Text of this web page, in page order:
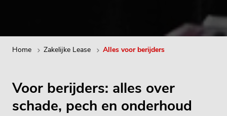
Home Zakelijke Lease Alles voor berijders
Voor berijders: alles over
schade, pech en onderhoud